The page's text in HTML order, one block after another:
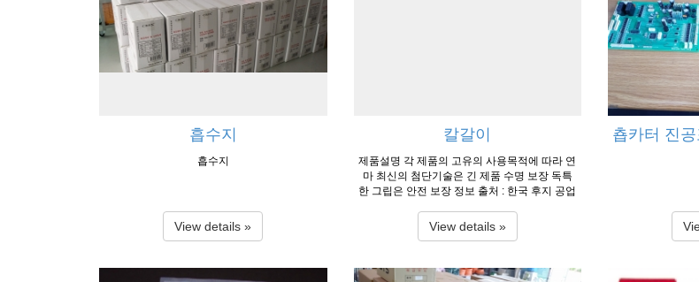
흡수지
흡수지
View details »
칼갈이
제품설명 각 제품의 고유의 사용목적에 따라 연
마 최신의 첨단기술은 긴 제품 수명 보장 독특
한 그립은 안전 보장 정보 출처 : 한국 후지 공업
View details »
춉카터 진공